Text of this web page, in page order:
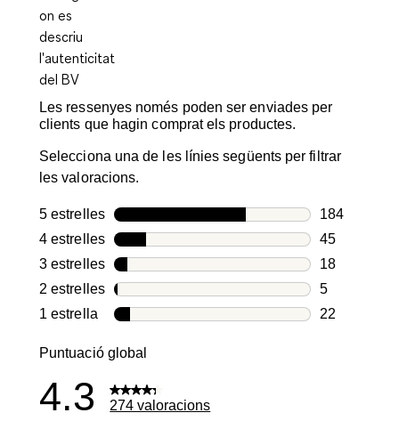
Les ressenyes només poden ser enviades per
clients que hagin comprat els productes.
Selecciona una de les línies següents per filtrar
les valoracions.
5 estrellesestrelles
184
184
4 estrellesestrelles
45
45
3 estrellesestrelles
18
18
2 estrellesestrelles
5
5
1 estrellaestrelles
22
Puntuació global
4.3 274 valoracions